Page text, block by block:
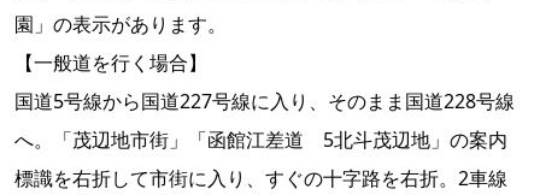
園」の表示があります。
【一般道を行く場合】
国道5号線から国道227号線に入り、そのまま国道228号線
へ。「茂辺地市街」「函館江差道 5北斗茂辺地」の案内
標識を右折して市街に入り、すぐの十字路を右折。2車線